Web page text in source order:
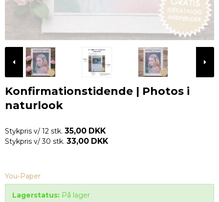
Konfirmationstidende | Photos i
naturlook
Stykpris v/ 12 stk. 35,00 DKK
Stykpris v/ 30 stk. 33,00 DKK
You-Paper
Lagerstatus: På lager